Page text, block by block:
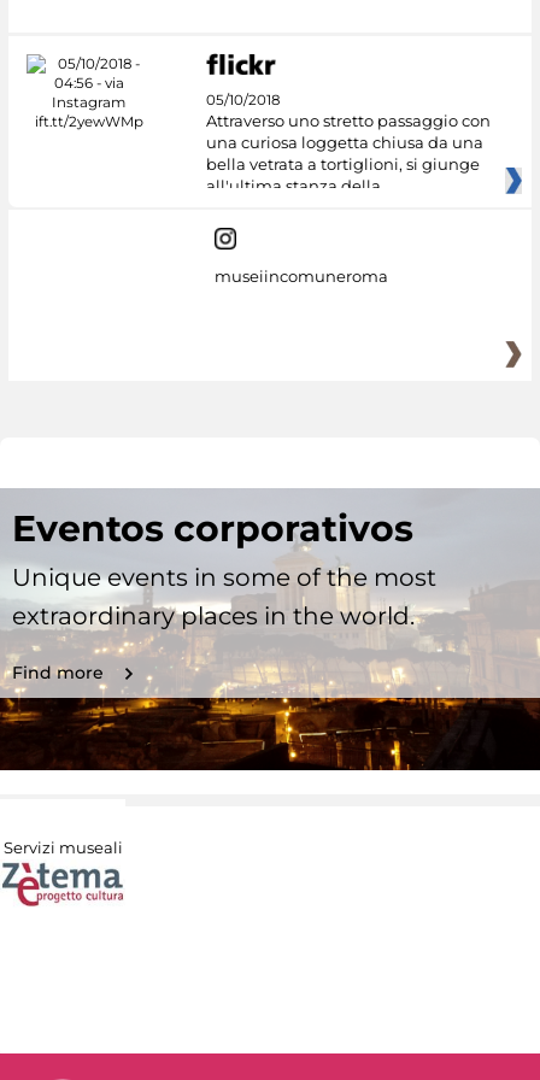
05/10/2018
Attraverso uno stretto passaggio con
una curiosa loggetta chiusa da una
bella vetrata a tortiglioni, si giunge
all'ultima stanza della
museiincomuneroma
Eventos corporativos
Unique events in some of the most
extraordinary places in the world.
Find more
Servizi museali